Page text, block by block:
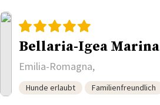
Bellaria-Igea Marina
Emilia-Romagna,
Hunde erlaubt Familienfreundlich